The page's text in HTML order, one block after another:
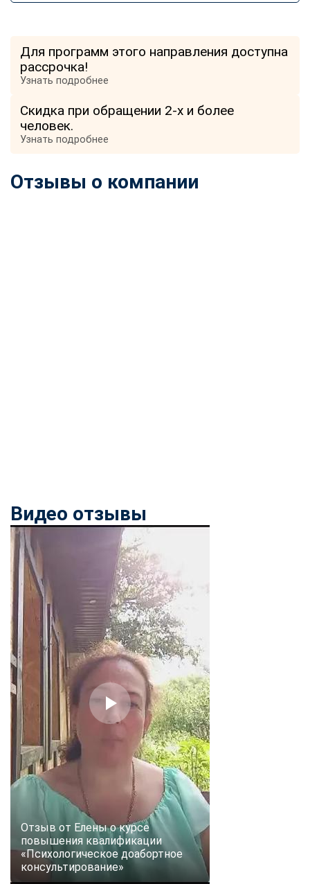
Для программ этого направления доступна
рассрочка!
Узнать подробнее
Скидка при обращении 2-х и более
человек.
Узнать подробнее
Отзывы о компании
Видео отзывы
Отзыв от Елены о курсе
повышения квалификации
«Психологическое доабортное
консультирование»